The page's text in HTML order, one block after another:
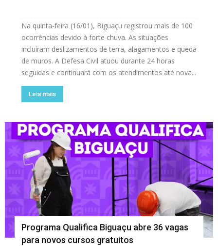
Na quinta-feira (16/01), Biguaçu registrou mais de 100
ocorrências devido à forte chuva. As situações
incluíram deslizamentos de terra, alagamentos e queda
de muros. A Defesa Civil atuou durante 24 horas
seguidas e continuará com os atendimentos até nova...
Leia mais
Programa Qualifica Biguaçu abre 36 vagas
para novos cursos gratuitos